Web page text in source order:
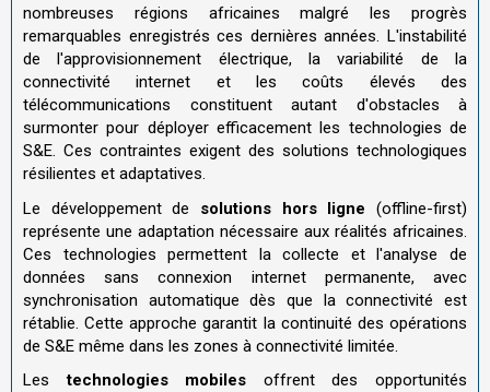
nombreuses régions africaines malgré les progrès
remarquables enregistrés ces dernières années. L'instabilité
de l'approvisionnement électrique, la variabilité de la
connectivité internet et les coûts élevés des
télécommunications constituent autant d'obstacles à
surmonter pour déployer efficacement les technologies de
S&E. Ces contraintes exigent des solutions technologiques
résilientes et adaptatives.
Le développement de solutions hors ligne (offline-first)
représente une adaptation nécessaire aux réalités africaines.
Ces technologies permettent la collecte et l'analyse de
données sans connexion internet permanente, avec
synchronisation automatique dès que la connectivité est
rétablie. Cette approche garantit la continuité des opérations
de S&E même dans les zones à connectivité limitée.
Lestechnologies mobiles offrent des opportunités